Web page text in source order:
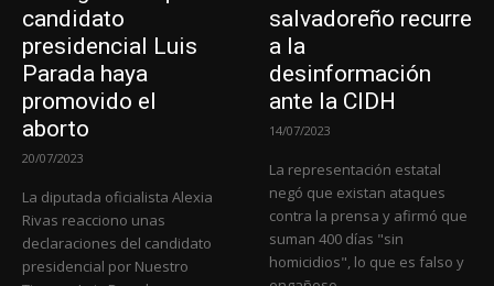
candidato
presidencial Luis
Parada haya
promovido el
aborto
20/07/2023
La diputada oficialista Alexia
Rivas reacciono unas
declaraciones del candidato
presidencial por Nuestro
salvadoreño recurre
a la
desinformación
ante la CIDH
14/07/2023
La representación estatal
negó que existan ataques
contra la prensa y afirmó que
suman 400 días "sin
homicidios", lo que es falso y